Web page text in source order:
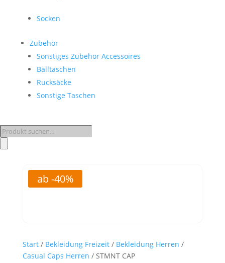
Socken
Zubehör
Sonstiges Zubehör Accessoires
Balltaschen
Rucksäcke
Sonstige Taschen
Products
search
ab -40%
Start/ Bekleidung Freizeit/ Bekleidung Herren /
Casual Caps Herren / STMNT CAP